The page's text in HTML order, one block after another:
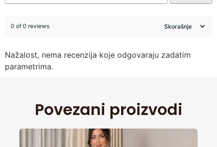
0 of 0 reviews
Nažalost, nema recenzija koje odgovaraju zadatim
parametrima.
Povezani proizvodi